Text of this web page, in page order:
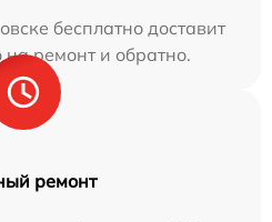
бесплатно доставит
на ремонт и обратно.
ремонт